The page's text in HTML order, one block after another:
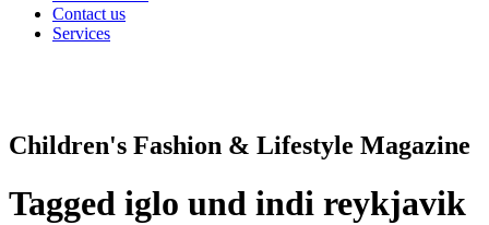
Contact us
Services
Children's Fashion & Lifestyle Magazine
Tagged iglo und indi reykjavik